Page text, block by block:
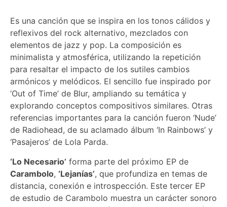
Es una canción que se inspira en los tonos cálidos y
reflexivos del rock alternativo, mezclados con
elementos de jazz y pop. La composición es
minimalista y atmosférica, utilizando la repetición
para resaltar el impacto de los sutiles cambios
armónicos y melódicos. El sencillo fue inspirado por
‘Out of Time’ de Blur, ampliando su temática y
explorando conceptos compositivos similares. Otras
referencias importantes para la canción fueron ‘Nude’
de Radiohead, de su aclamado álbum ‘In Rainbows’ y
‘Pasajeros’ de Lola Parda.
‘Lo Necesario’ forma parte del próximo EP de
Carambolo, ‘Lejanías’, que profundiza en temas de
distancia, conexión e introspección. Este tercer EP
de estudio de Carambolo muestra un carácter sonoro